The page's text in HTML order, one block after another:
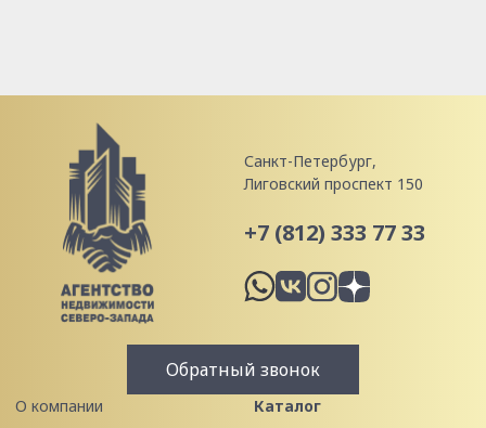
Санкт-Петербург,
Лиговский проспект 150
+7 (812) 333 77 33
Обратный звонок
О компании
Каталог